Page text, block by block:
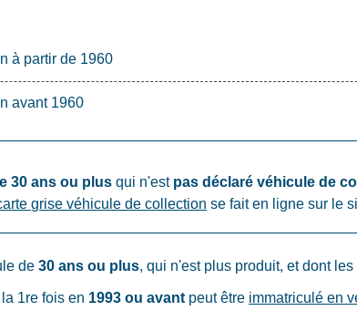
à partir de 1960
avant 1960
30 ans ou plus qui n'est pas déclaré véhicule de
grise véhicule de collection se fait en ligne sur le
de30 ans ou plus, qui n'est plus produit, et dont
1re fois en 1993 ou avant peut être immatriculé en